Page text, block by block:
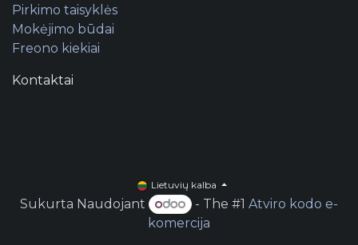
Pirkimo taisyklės
Mokėjimo būdai
Freono kiekiai
Kontaktai
Lietuvių kalba
Sukurta Naudojant - The #1Atviro kodo e-
komercija